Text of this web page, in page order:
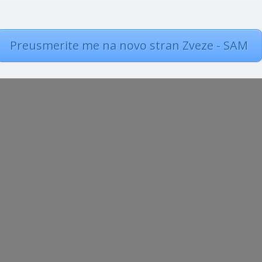
Preusmerite me na novo stran Zveze - SAM